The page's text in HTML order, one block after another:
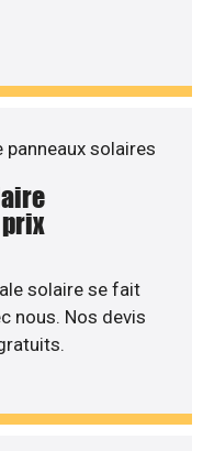
solaire se fait
nous. Nos devis